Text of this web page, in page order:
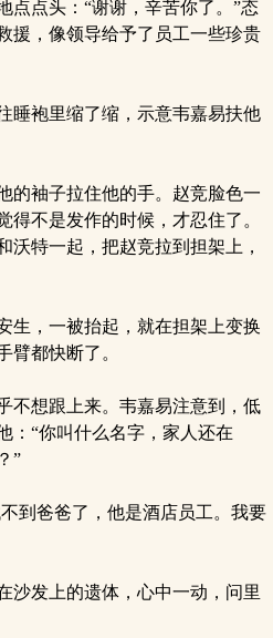
点头：“谢谢，辛苦你了。”态
援，像领导给予了员工一些珍贵
睡袍里缩了缩，示意韦嘉易扶他
的袖子拉住他的手。赵竞脸色一
得不是发作的时候，才忍住了。
沃特一起，把赵竞拉到担架上，
生，一被抬起，就在担架上变换
臂都快断了。
不想跟上来。韦嘉易注意到，低
：“你叫什么名字，家人还在
”
到爸爸了，他是酒店员工。我要
发上的遗体，心中一动，问里